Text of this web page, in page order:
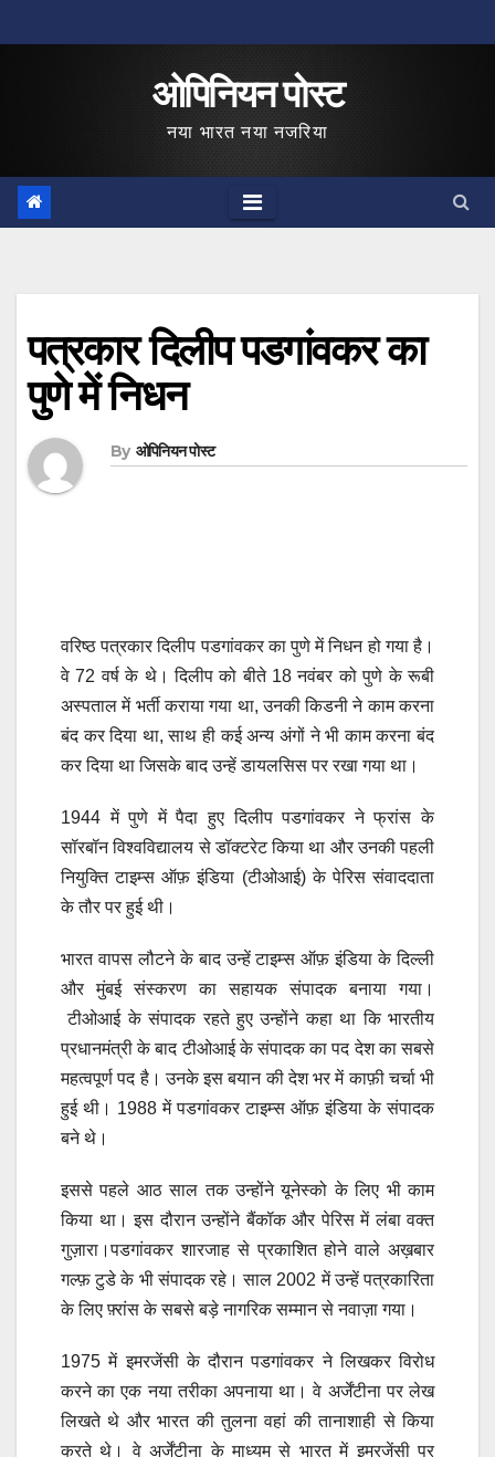
to
ओपिनियन पोस्ट
नया भारत नया नजरिया
पत्रकार दिलीप पडगांवकर का
पुणे में निधन
By ओपिनियन पोस्ट
वरिष्ठ पत्रकार दिलीप पडगांवकर का पुणे में निधन हो गया है।
वे 72 वर्ष के थे। दिलीप को बीते 18 नवंबर को पुणे के रूबी
अस्पताल में भर्ती कराया गया था, उनकी किडनी ने काम करना
बंद कर दिया था, साथ ही कई अन्य अंगों ने भी काम करना बंद
कर दिया था जिसके बाद उन्हें डायलसिस पर रखा गया था।
1944 में पुणे में पैदा हुए दिलीप पडगांवकर ने फ्रांस के
सॉरबॉन विश्वविद्यालय से डॉक्टरेट किया था और उनकी पहली
नियुक्ति टाइम्स ऑफ़ इंडिया (टीओआई) के पेरिस संवाददाता
के तौर पर हुई थी।
भारत वापस लौटने के बाद उन्हें टाइम्स ऑफ़ इंडिया के दिल्ली
और मुंबई संस्करण का सहायक संपादक बनाया गया।
टीओआई के संपादक रहते हुए उन्होंने कहा था कि भारतीय
प्रधानमंत्री के बाद टीओआई के संपादक का पद देश का सबसे
महत्वपूर्ण पद है। उनके इस बयान की देश भर में काफ़ी चर्चा भी
हुई थी। 1988 में पडगांवकर टाइम्स ऑफ़ इंडिया के संपादक
बने थे।
इससे पहले आठ साल तक उन्होंने यूनेस्को के लिए भी काम
किया था। इस दौरान उन्होंने बैंकॉक और पेरिस में लंबा वक्त
गुज़ारा।पडगांवकर शारजाह से प्रकाशित होने वाले अख़बार
गल्फ़ टुडे के भी संपादक रहे। साल 2002 में उन्हें पत्रकारिता
के लिए फ़्रांस के सबसे बड़े नागरिक सम्मान से नवाज़ा गया।
1975 में इमरजेंसी के दौरान पडगांवकर ने लिखकर विरोध
करने का एक नया तरीका अपनाया था। वे अर्जेंटीना पर लेख
लिखते थे और भारत की तुलना वहां की तानाशाही से किया
करते थे। वे अर्जेंटीना के माध्यम से भारत में इमरजेंसी पर